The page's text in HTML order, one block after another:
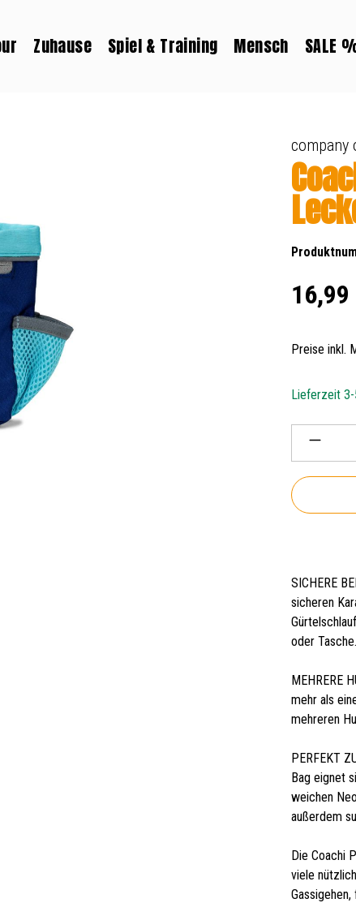
Zuhause Spiel & Training Mensch SALE
company
Regulärer
16,99
Preise inkl.
Lieferzeit
SICHERE
sicheren
oder Tasche.
MEHRERE
mehr als
mehreren
PERFEKT
Bag eignet
weichen
außerdem
Die Coachi
viele